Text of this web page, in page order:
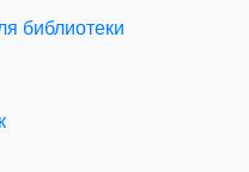
библиотеки